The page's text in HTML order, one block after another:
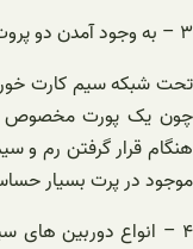
۳ – به وجود آمدن دو پروت داخل این دوربین
تحت شبکه سیم کارت
هنگام قرار گرفتن رم و
موجود در پرت بسیار
۴ – انواع دوربین